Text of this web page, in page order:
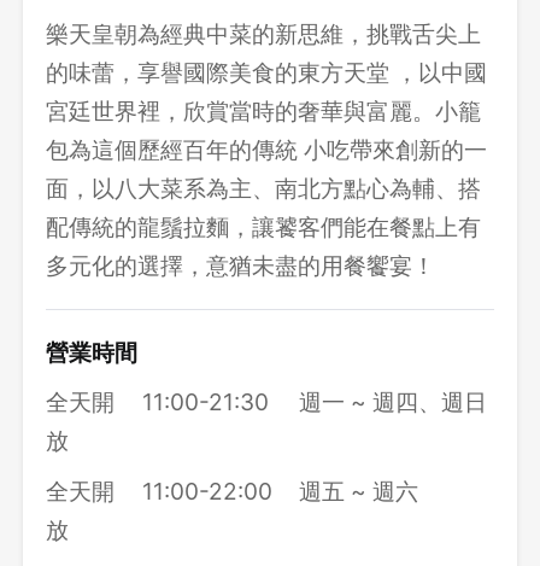
樂天皇朝為經典中菜的新思維，挑戰舌尖上
的味蕾，享譽國際美食的東方天堂 ，以中國
宮廷世界裡，欣賞當時的奢華與富麗。小籠
包為這個歷經百年的傳統 小吃帶來創新的一
面，以八大菜系為主、南北方點心為輔、搭
配傳統的龍鬚拉麵，讓饕客們能在餐點上有
多元化的選擇，意猶未盡的用餐饗宴！
營業時間
全天開
放
11:00-21:30 週一 ~ 週四、週日
全天開
放
11:00-22:00 週五 ~ 週六